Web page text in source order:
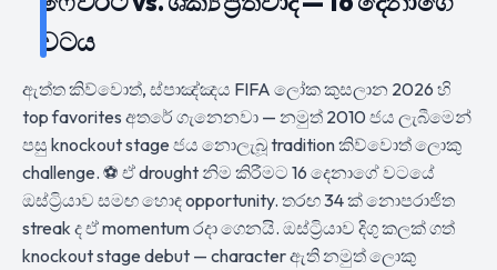
වටය
ඇත්ත කිව්වොත්, ස්පාඤ්ඤය FIFA ලෝක කුසලාන 2026 හි
top favorites අතරේ ගැනෙනවා — නමුත් 2010 ජය ලැබීමෙන්
පසු knockout stage ජය නොලැබූ tradition කිව්වොත් ලොකු
challenge. ⚽ ඒ drought නිම කිරීමට 16 දෙනාගේ වටයේ
ඔස්ට්‍රියාව සමඟ හොඳ opportunity. තරඟ 34 ක් නොපරාජිත
streak ද ඒ momentum රදා ගෙනයි. ඔස්ට්‍රියාව දිගු කලක් ගත්
knockout stage debut — character ඇති නමුත් ලොකු